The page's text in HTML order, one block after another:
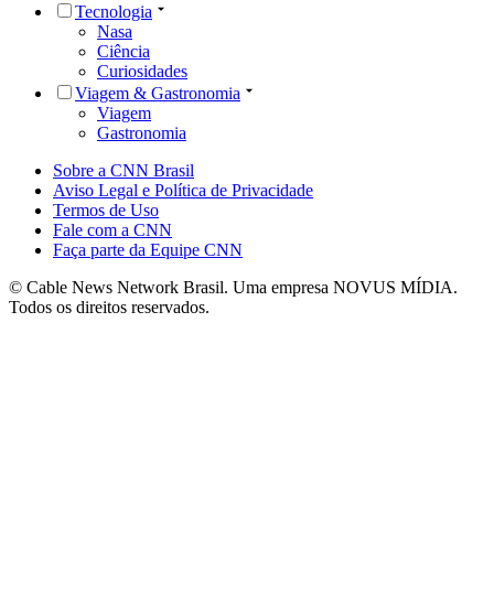
Tecnologia
Nasa
Ciência
Curiosidades
Viagem & Gastronomia
Viagem
Gastronomia
Sobre a CNN Brasil
Aviso Legal e Política de Privacidade
Termos de Uso
Fale com a CNN
Faça parte da Equipe CNN
© Cable News Network Brasil. Uma empresa NOVUS MÍDIA.
Todos os direitos reservados.